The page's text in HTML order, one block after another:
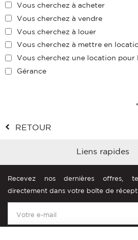
Vous cherchez à acheter
Vous cherchez à vendre
Vous cherchez à louer
Vous cherchez à mettre en
Vous cherchez une location pour
Gérance
RETOUR
Liens rapides
Recevez nos dernières offres,
directement dans votre boîte de